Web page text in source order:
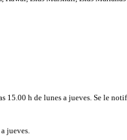
h de lunes a jueves. Se le
jueves.